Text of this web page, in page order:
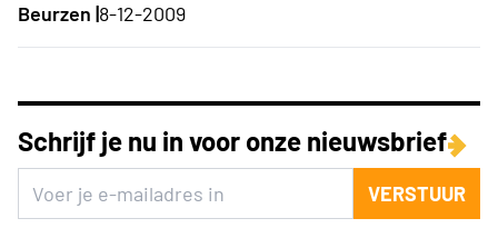
Beurzen |8-12-2009
Schrijf je nu in voor onze nieuwsbrief
VERSTUUR